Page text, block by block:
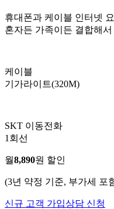
휴대폰과 케이블 인터넷
혼자든 가족이든 결합해
케이블
기가라이트(320M)
SKT 이동전화
1회선
월8,890원 할인
(3년 약정 기준, 부가세 포
신규 고객 가입상담 신청